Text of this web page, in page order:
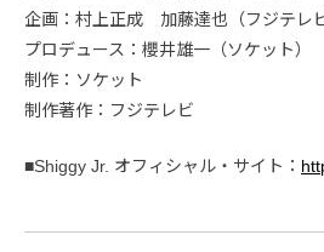
企画：村上正成 加藤達也（フジテレビ
プロデュース：櫻井雄一（ソケット）
制作：ソケット
制作著作：フジテレビ
■Shiggy Jr. オフィシャル・サイト：